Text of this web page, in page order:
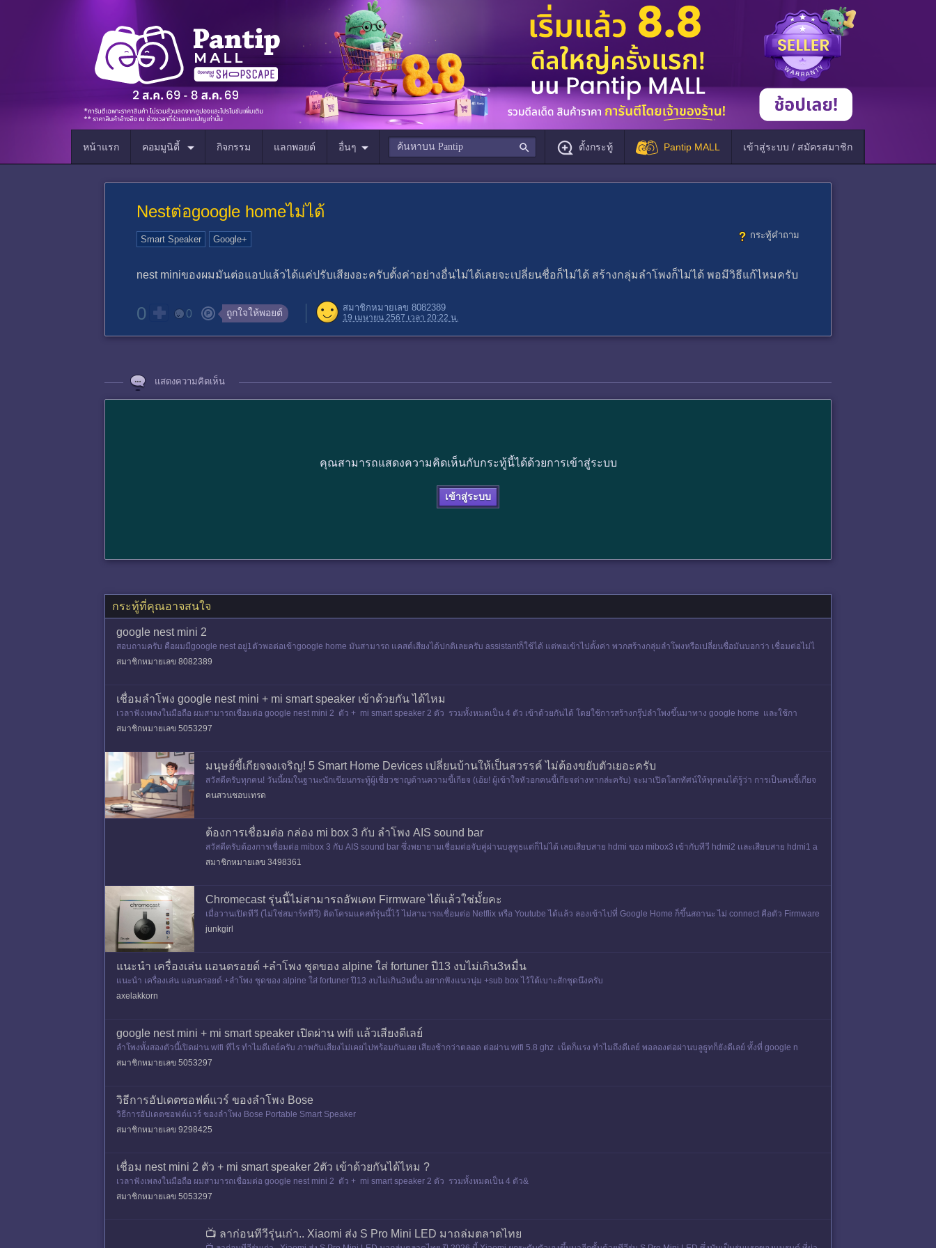
หน้าแรก คอมมูนิตี้ กิจกรรม แลกพอยต์ อื่นๆ ตั้งกระทู้ Pantip MALL เข้าสู่ระบบ / สมัครสมาชิก
Nestต่อgoogle homeไม่ได้
กระทู้คำถาม
Smart Speaker Google+
nest miniของผมมันต่อแอปแล้วได้แค่ปรับเสียงอะครับตั้งค่าอย่างอื่นไม่ได้เลยจะเปลี่ยนชื่อก็ไม่ได้ สร้างกลุ่มลำโพงก็ไม่ได้ พอมีวิธีแก้ไหมครับ
0 0 ถูกใจให้พอยต์ สมาชิกหมายเลข 8082389
19 เมษายน 2567 เวลา 20:22 น.
แสดงความคิดเห็น
คุณสามารถแสดงความคิดเห็นกับกระทู้นี้ได้ด้วยการเข้าสู่ระบบ
เข้าสู่ระบบ
กระทู้ที่คุณอาจสนใจ
google nest mini 2
สอบถามครับ คือผมมีgoogle nest อยู่1ตัวพอต่อเข้าgoogle home มันสามารถ แคสต์เสียงได้ปกติเลยครับ assistantก็ใช้ได้ แต่พอเข้าไปตั้งค่า พวกสร้างกลุ่มลำโพงหรือเปลี่ยนชื่อมันบอกว่า เชื่อมต่อไม่ไ
ด้ แต่ก็ แคสต
สมาชิกหมายเลข 8082389
เชื่อมลำโพง google nest mini + mi smart speaker เข้าด้วยกัน ได้ไหม
เวลาฟังเพลงในมือถือ ผมสามารถเชื่อมต่อ google nest mini 2 ตัว + mi smart speaker 2 ตัว รวมทั้งหมดเป็น 4 ตัว เข้าด้วยกันได้ โดยใช้การสร้างกรุ๊ปลำโพงขึ้นมาทาง google home และใช้กา
สมาชิกหมายเลข 5053297
มนุษย์ขี้เกียจจงเจริญ! 5 Smart Home Devices เปลี่ยนบ้านให้เป็นสวรรค์ ไม่ต้องขยับตัวเยอะครับ
สวัสดีครับทุกคน! วันนี้ผมในฐานะนักเขียนกระทู้ผู้เชี่ยวชาญด้านความขี้เกียจ (เอ้ย! ผู้เข้าใจหัวอกคนขี้เกียจต่างหากล่ะครับ) จะมาเปิดโลกทัศน์ให้ทุกคนได้รู้ว่า การเป็นคนขี้เกียจ
มันไม่ได้แย่เสมอไปหรอกครับ เ
คนสวนชอบเทรด
ต้องการเชื่อมต่อ กล่อง mi box 3 กับ ลำโพง AIS sound bar
สวัสดีครับต้องการเชื่อมต่อ mibox 3 กับ AIS sound bar ซึ่งพยายามเชื่อมต่อจับคู่ผ่านบลูทูธแต่ก็ไม่ได้ เลยเสียบสาย hdmi ของ mibox3 เข้ากับทีวี hdmi2 เเละเสียบสาย hdmi1 a
rc ของทีวี เข้าลำโพง AIS sound bar
สมาชิกหมายเลข 3498361
Chromecast รุ่นนี้ไม่สามารถอัพเดท Firmware ได้แล้วใช่มั้ยคะ
เมื่อวานเปิดทีวี (ไม่ใช่สมาร์ททีวี) ติดโครมแคสท์รุ่นนี้ไว้ ไม่สามารถเชื่อมต่อ Netflix หรือ Youtube ได้แล้ว ลองเข้าไปที่ Google Home ก็ขึ้นสถานะ ไม่ connect คือตัว Firmware
ของเจ้านี่มันไม่พัฒนาแล้วใ
junkgirl
แนะนำ เครื่องเล่น แอนดรอยด์ +ลำโพง ชุดของ alpine ใส่ fortuner ปี13 งบไม่เกิน3หมื่น
แนะนำ เครื่องเล่น แอนดรอยด์ +ลำโพง ชุดของ alpine ใส่ fortuner ปี13 งบไม่เกิน3หมื่น อยากฟังแนวนุ่ม +sub box ไว้ใต้เบาะสักชุดนึงครับ
axelakkorn
google nest mini + mi smart speaker เปิดผ่าน wifi แล้วเสียงดีเลย์
ลำโพงทั้งสองตัวนี้เปิดผ่าน wifi ทีไร ทำไมดีเลย์ครับ ภาพกับเสียงไม่เคยไปพร้อมกันเลย เสียงช้ากว่าตลอด ต่อผ่าน wifi 5.8 ghz เน็ตก็แรง ทำไมถึงดีเลย์ พอลองต่อผ่านบลูธูทก็ยังดีเลย์ ทั้งที่ google n
สมาชิกหมายเลข 5053297
วิธีการอัปเดตซอฟต์แวร์ ของลำโพง Bose
วิธีการอัปเดตซอฟต์แวร์ ของลำโพง Bose Portable Smart Speaker
สมาชิกหมายเลข 9298425
เชื่อม nest mini 2 ตัว + mi smart speaker 2ตัว เข้าด้วยกันได้ไหม ?
เวลาฟังเพลงในมือถือ ผมสามารถเชื่อมต่อ google nest mini 2 ตัว + mi smart speaker 2 ตัว รวมทั้งหมดเป็น 4 ตัว&
สมาชิกหมายเลข 5053297
📺 ลาก่อนทีวีรุ่นเก่า.. Xiaomi ส่ง S Pro Mini LED มาถล่มตลาดไทย